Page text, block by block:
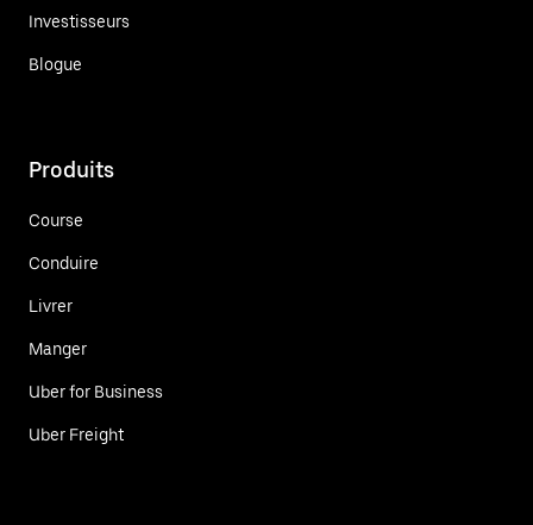
Investisseurs
Blogue
Produits
Course
Conduire
Livrer
Manger
Uber for Business
Uber Freight